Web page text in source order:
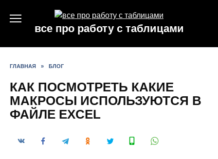
содержаниювсе про работу с таблицами
ГЛАВНАЯ » БЛОГ
КАК ПОСМОТРЕТЬ КАКИЕ
МАКРОСЫ ИСПОЛЬЗУЮТСЯ В
ФАЙЛЕ EXCEL